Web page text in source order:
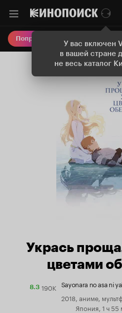
У вас включен
в вашей стране
не весь каталог
Попробовать Плюс
Укрась
цветами
8.3Рейтинг
Кинопоиска
190K Sayonara no asa ni
2018, аниме,
Япония, 1 ч 55